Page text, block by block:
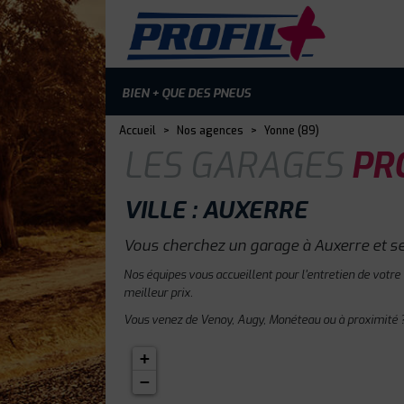
BIEN + QUE DES PNEUS
Accueil > Nos agences > Yonne (89)
LES GARAGES
VILLE : AUXERRE
Vous cherchez un garage à Auxerre et
Nos équipes vous accueillent pour l'entretien de
meilleur prix.
Vous venez de Venoy, Augy, Monéteau ou à
+
−